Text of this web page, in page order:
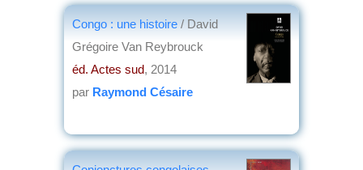
Congo : une histoire / David
Grégoire Van Reybrouck
éd. Actes sud, 2014
par Raymond Césaire